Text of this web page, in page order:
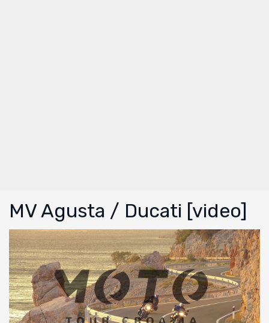
MV Agusta / Ducati [video]